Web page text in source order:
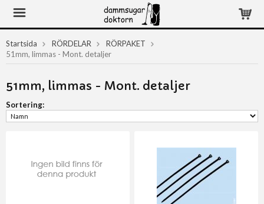
Startsida RÖRDELAR
RÖRPAKET
51mm, limmas - Mont. detaljer
51mm, limmas - Mont. detaljer
Sortering: